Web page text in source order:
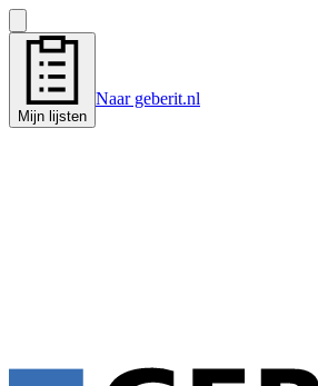
Mijn lijsten
Naar geberit.nl